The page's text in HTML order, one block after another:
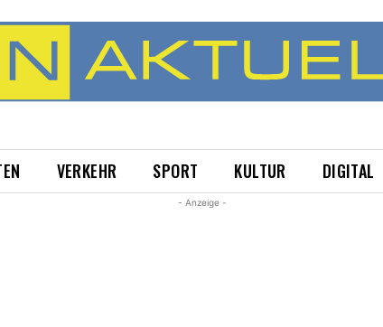
VERKEHR SPORT KULTUR DIGITAL
- Anzeige -